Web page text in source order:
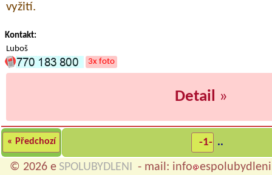
vyžití.
Kontakt:
Luboš
3x foto
Detail »
« Předchozí -1- ..
© 2026 e SPOLUBYDLENI - mail: info